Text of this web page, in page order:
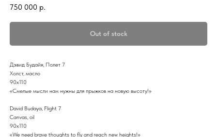
750 000 р.
Out of stock
Дэвид Будайя, Полет 7
Холст, масло
90х110
«Смелые мысли нам нужны для прыжков на новую высоту!»
David Budaya, Flight 7
Canvas, oil
90x110
«We need brave thoughts to fly and reach new heights!»